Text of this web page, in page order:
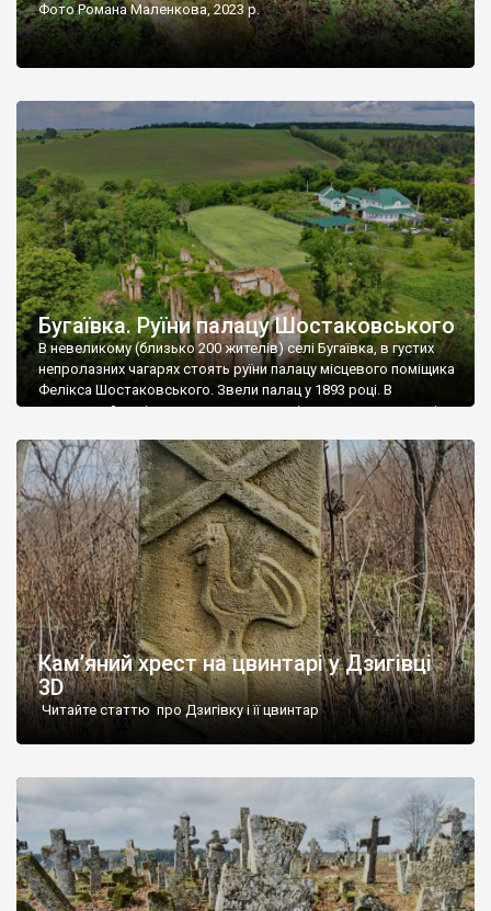
Фото Романа Маленкова, 2023 р.
Бугаївка. Руїни палацу Шостаковського
В невеликому (близько 200 жителів) селі Бугаївка, в густих
непролазних чагарях стоять руїни палацу місцевого поміщика
Фелікса Шостаковського. Звели палац у 1893 році. В
радянський період у ньому спочатку містилася школа, потім
століття тут розмістили туберкульозну лікарню. Коли із
палацу виїхала лікарня – ми точно не […]
Кам’яний хрест на цвинтарі у Дзигівці
3D
Читайте статтю про Дзигівку і її цвинтар